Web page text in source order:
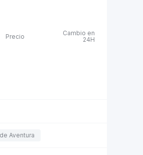
Precio
Cambio en
24H
Aventura